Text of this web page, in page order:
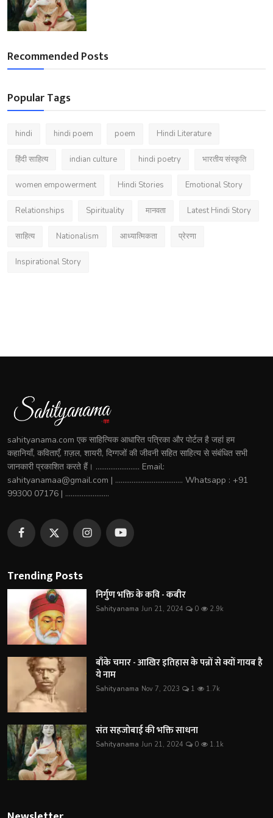
Recommended Posts
Popular Tags
hindi hindi poem poem Hindi Literature
हिंदी साहित्य indian culture hindi poetry भारतीय संस्कृति
women empowerment Hindi Stories Emotional Story
Relationships Spirituality मानवता Latest Hindi Story
साहित्य Nationalism आध्यात्मिकता प्रेरणा
Inspirational Story
sahityanama.com एक साहित्यिक आधारित पत्रिका और पोर्टल है जहां हम
कहानियाँ, कविताएँ, ग़ज़ल, शायरी, दिग्गजों की जीवनी सहित साहित्य से संबंधित सभी
जानकारी प्रकाशित करते हैं। ........................ Email:
sahityanamaa@gmail.com | ..................................... Whatsapp : +91
99300 07176 | ........................
Trending Posts
निर्गुण भक्ति के कवि - कबीर
Sahityanama Jun 21, 2024 0 2.9k
बाँके चमार - आखिर इतिहास के पन्नों से क्यों गायब है
ये नाम
Sahityanama Nov 7, 2023 1 1.7k
संत सहजोबाई की भक्ति साधना
Sahityanama Jun 21, 2024 0 1.1k